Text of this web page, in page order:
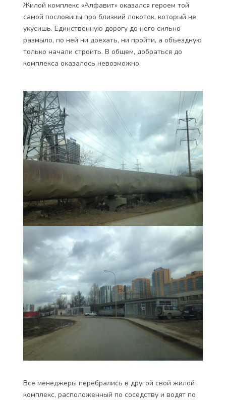
Жилой комплекс «Алфавит» оказался героем той
самой пословицы про близкий локоток, который не
укусишь. Единственную дорогу до него сильно
размыло, по ней ни доехать, ни пройти, а объездную
только начали строить. В общем, добраться до
комплекса оказалось невозможно.
Все менеджеры перебрались в другой свой жилой
комплекс, расположенный по соседству и водят по